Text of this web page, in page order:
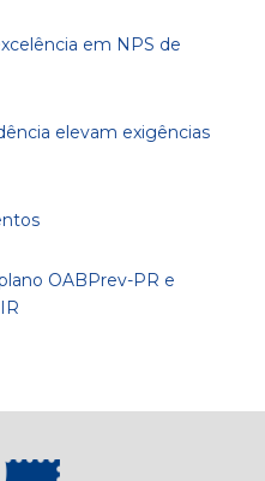
em NPS de
elevam exigências
OABPrev-PR e